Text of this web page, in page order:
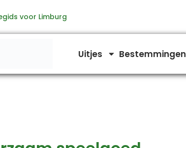
voor Limburg
Uitjes Bestemmingen